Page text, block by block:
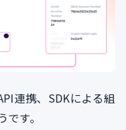
連携、SDKによる組
す。